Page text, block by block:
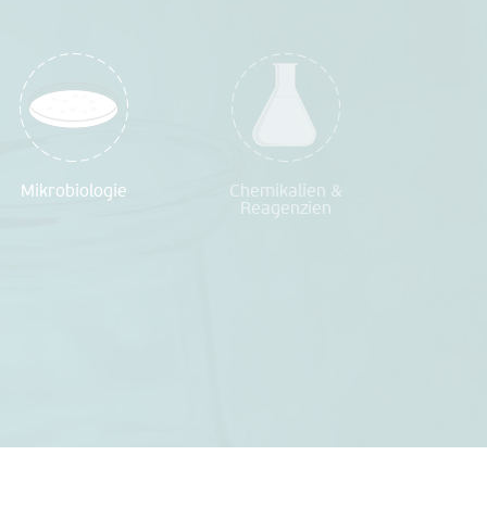
Mikrobiologie
Chemikalien &
Reagenzien